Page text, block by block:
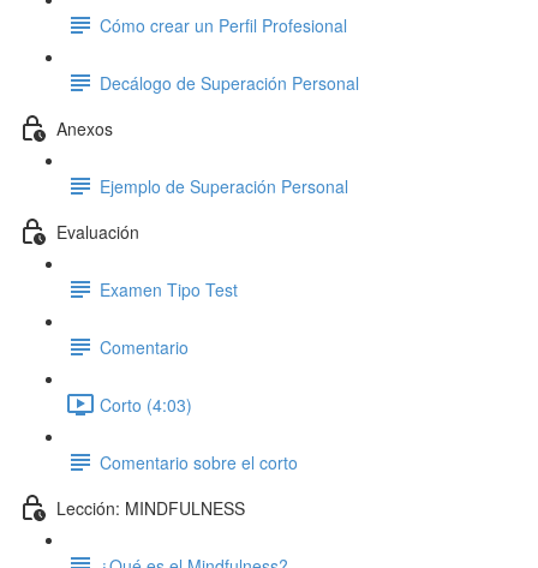
Cómo crear un Perfil Profesional
Decálogo de Superación Personal
Anexos
Ejemplo de Superación Personal
Evaluación
Examen Tipo Test
Comentario
Corto (4:03)
Comentario sobre el corto
Lección: MINDFULNESS